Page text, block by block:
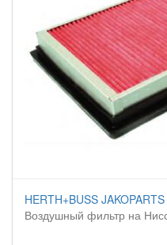
HERTH+BUSS
Воздушный фильтр на